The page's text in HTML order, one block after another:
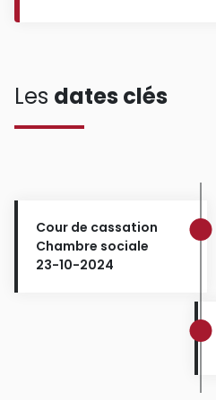
Les dates clés
Cour de cassation
Chambre sociale
23-10-2024